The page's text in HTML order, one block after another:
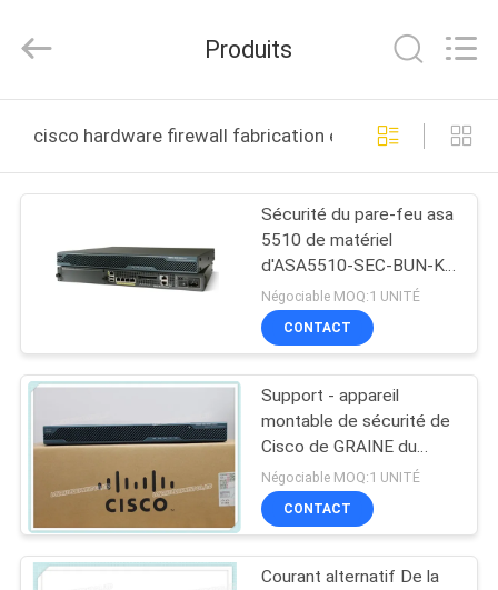
MAISON
PRODUITS
PROPOS
NOUS
Equipment
Rights
Produits
cisco hardware firewall fabrication en ligne
Sécurité du pare-feu asa
5510 de matériel
d'ASA5510-SEC-BUN-K9
Cisco plus des appareils
Négociable MOQ:1 UNITÉ
CONTACT
Support - appareil
montable de sécurité de
Cisco de GRAINE du
pare-feu ASA5550-K8
de matériel de Cisco
Négociable MOQ:1 UNITÉ
CONTACT
Courant alternatif De la